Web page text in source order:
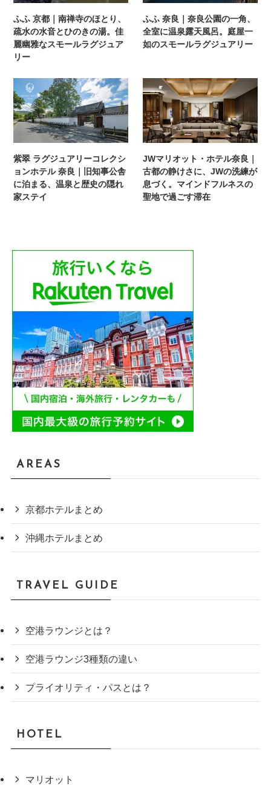
ふふ 京都｜南禅寺のほとり、
疏水の水音とひのきの湯。佳
麗幽雅なスモールラグジュア
リー
ふふ 奈良｜奈良公園の一角、
全室に温泉露天風呂。庭屋一
如のスモールラグジュアリー
紫翠 ラグジュアリーコレクシ
ョンホテル 奈良｜旧知事公舎
に泊まる、温泉と歴史の隠れ
家ステイ
JWマリオット・ホテル奈良｜
古都の静けさに、JWの洗練が
息づく。マインドフルネスの
聖地で過ごす滞在
AREAS
京都ホテルまとめ
沖縄ホテルまとめ
TRAVEL GUIDE
空港ラウンジとは？
空港ラウンジ3種類の違い
プライオリティ・パスとは？
HOTEL
マリオット